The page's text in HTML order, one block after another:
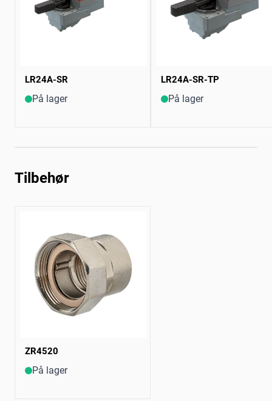
LR24A-SR
På lager
LR24A-SR-TP
På lager
Tilbehør
ZR4520
På lager